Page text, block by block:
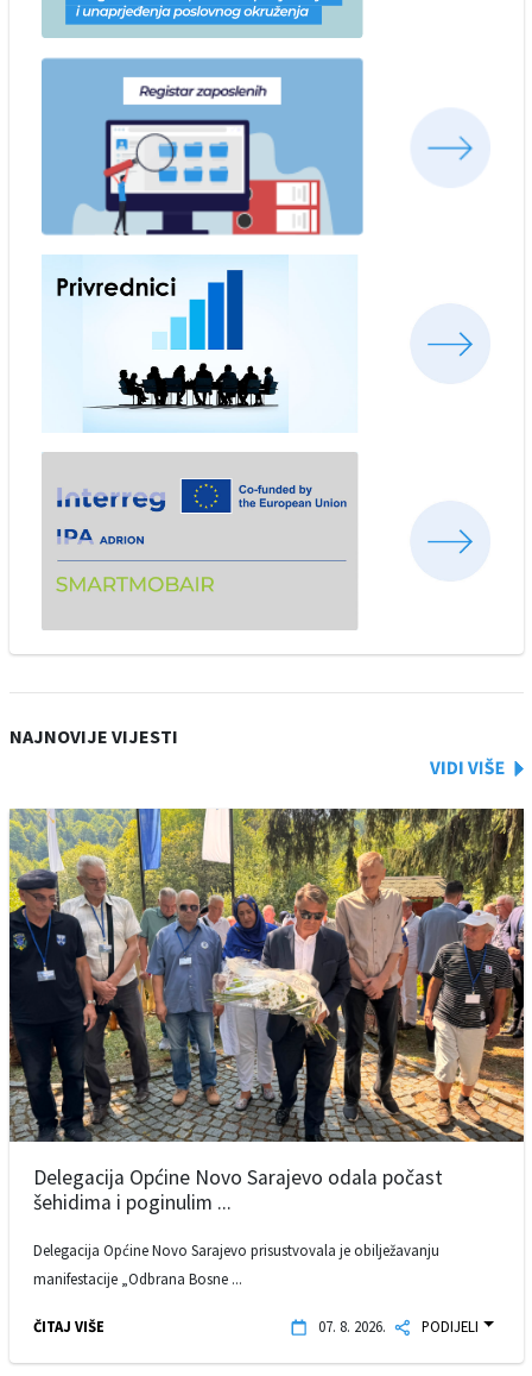
NAJNOVIJE VIJESTI
Delegacija Općine Novo Sarajevo odala počast
šehidima i poginulim ...
Delegacija Općine Novo Sarajevo prisustvovala je obilježavanju
manifestacije „Odbrana Bosne ...
ČITAJ VIŠE 07. 8. 2026. PODIJELI